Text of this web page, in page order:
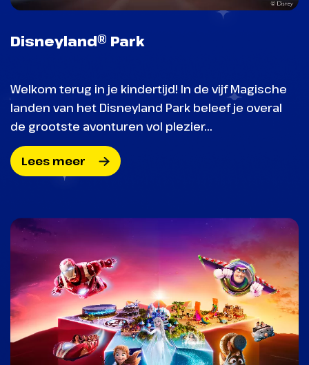
Disneyland® Park
Welkom terug in je kindertijd! In de vijf Magische
landen van het Disneyland Park beleef je overal
de grootste avonturen vol plezier...
Lees meer